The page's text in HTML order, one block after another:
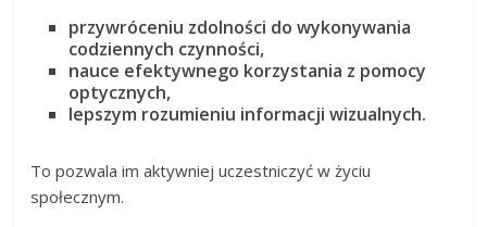
przywróceniu zdolności do wykonywania
codziennych czynności,
nauce efektywnego korzystania z pomocy
optycznych,
lepszym rozumieniu informacji wizualnych.
To pozwala im aktywniej uczestniczyć w życiu
społecznym.